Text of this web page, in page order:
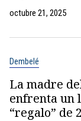
octubre 21, 2025
Dembelé
La madre
enfrenta un
“regalo” de